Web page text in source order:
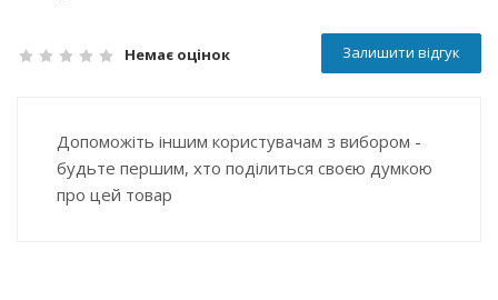
Немає оцінок Залишити відгук
Допоможіть іншим користувачам з вибором -
будьте першим, хто поділиться своєю думкою
про цей товар